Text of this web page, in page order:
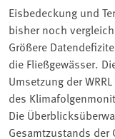
Eisbedeckung und
bisher noch
Größere
die Fließgewässer.
Umsetzung der
des
Die
Gesamtzustands